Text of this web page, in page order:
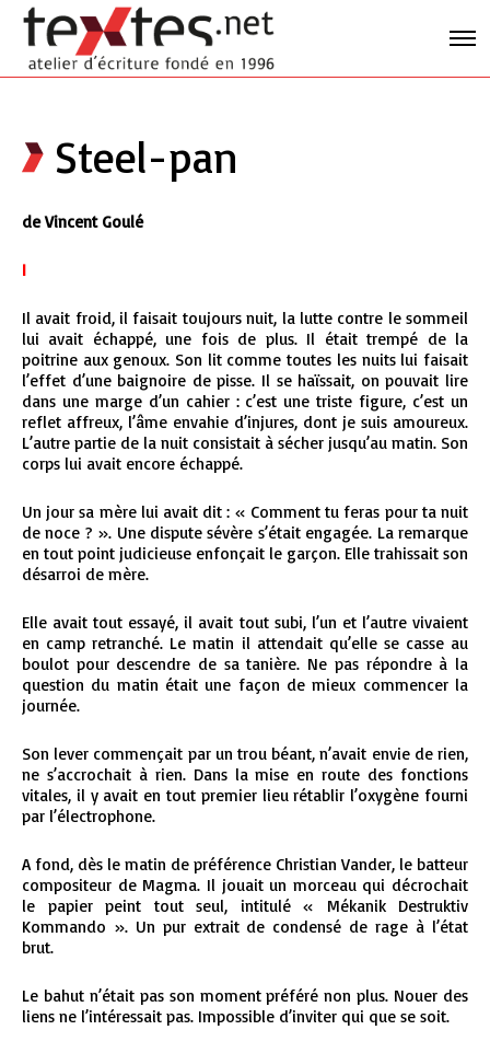
Steel-pan
de Vincent Goulé
I
Il avait froid, il faisait toujours nuit, la lutte contre le sommeil
lui avait échappé, une fois de plus. Il était trempé de la
poitrine aux genoux. Son lit comme toutes les nuits lui faisait
l’effet d’une baignoire de pisse. Il se haïssait, on pouvait lire
dans une marge d’un cahier : c’est une triste figure, c’est un
reflet affreux, l’âme envahie d’injures, dont je suis amoureux.
L’autre partie de la nuit consistait à sécher jusqu’au matin. Son
corps lui avait encore échappé.
Un jour sa mère lui avait dit : « Comment tu feras pour ta nuit
de noce ? ». Une dispute sévère s’était engagée. La remarque
en tout point judicieuse enfonçait le garçon. Elle trahissait son
désarroi de mère.
Elle avait tout essayé, il avait tout subi, l’un et l’autre vivaient
en camp retranché. Le matin il attendait qu’elle se casse au
boulot pour descendre de sa tanière. Ne pas répondre à la
question du matin était une façon de mieux commencer la
journée.
Son lever commençait par un trou béant, n’avait envie de rien,
ne s’accrochait à rien. Dans la mise en route des fonctions
vitales, il y avait en tout premier lieu rétablir l’oxygène fourni
par l’électrophone.
A fond, dès le matin de préférence Christian Vander, le batteur
compositeur de Magma. Il jouait un morceau qui décrochait
le papier peint tout seul, intitulé « Mékanik Destruktiv
Kommando ». Un pur extrait de condensé de rage à l’état
brut.
Le bahut n’était pas son moment préféré non plus. Nouer des
liens ne l’intéressait pas. Impossible d’inviter qui que se soit.